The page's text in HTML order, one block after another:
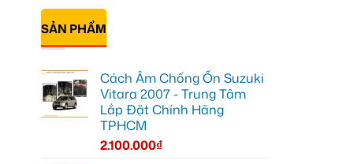
SẢN PHẨM
Cách Âm Chống Ồn Suzuki
Vitara 2007 - Trung Tâm
Lắp Đặt Chính Hãng
TPHCM
2.100.000₫